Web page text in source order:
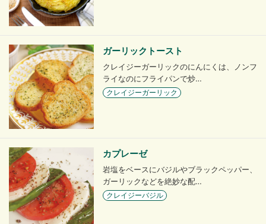
ガーリックトースト
クレイジーガーリックのにんにくは、ノンフ
ライなのにフライパンで炒…
クレイジーガーリック
カプレーゼ
岩塩をベースにバジルやブラックペッパー、
ガーリックなどを絶妙な配…
クレイジーバジル